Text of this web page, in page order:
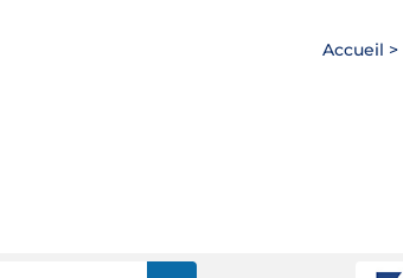
Accueil >